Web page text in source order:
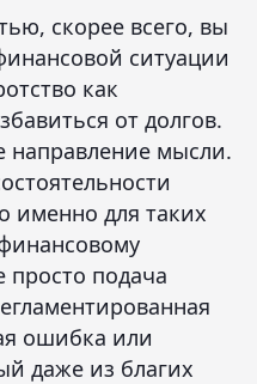
скорее всего, вы
ситуации
как
от долгов.
направление мысли.
именно для таких
подача
ошибка или
даже из благих